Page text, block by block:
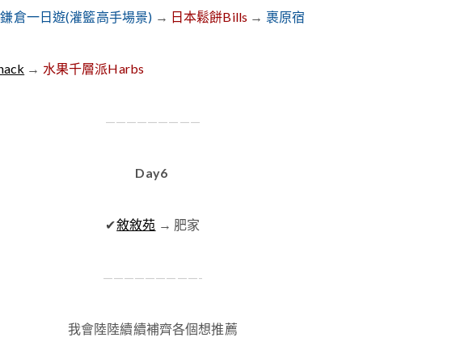
鎌倉一日遊(灌籃高手場景) → 日本鬆餅Bills → 裹原宿
→ 水果千層派Harbs
—————————
Day6
✔敘敘苑 → 肥家
—————————-
我會陸陸續續補齊各個想推薦